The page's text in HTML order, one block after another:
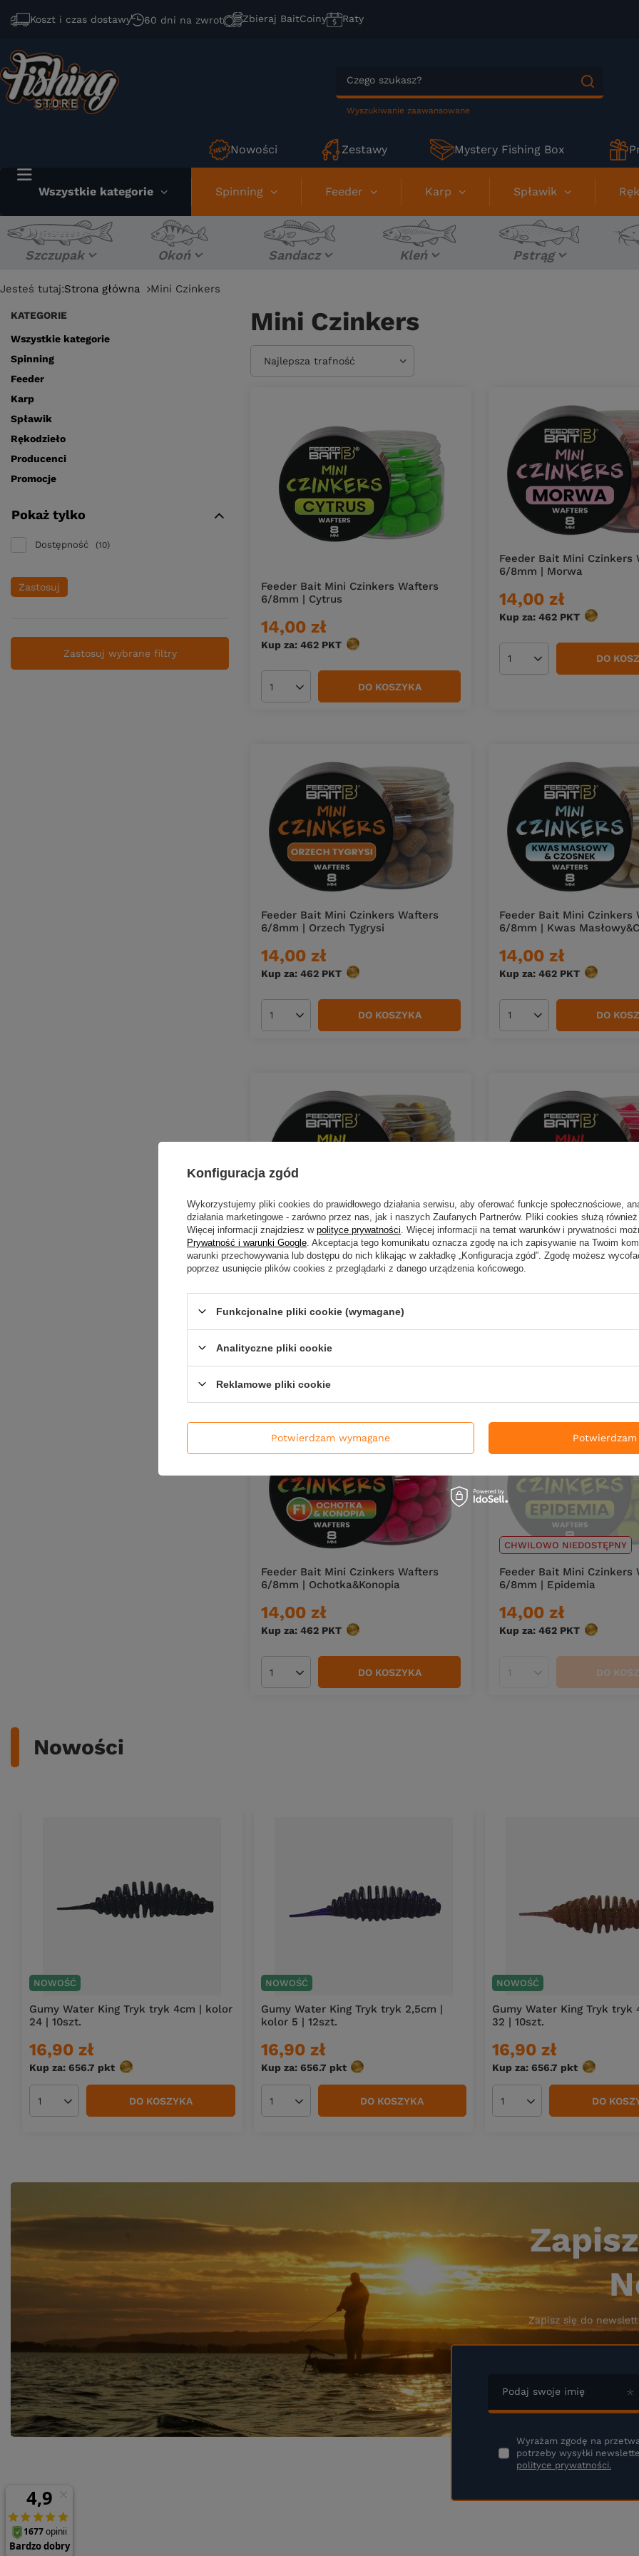
Koszt i czas dostawy 60 dni na zwrot Zbieraj BaitCoiny Raty
Wyszukiwanie zaawansowane
Nowości Zestawy Mystery Fishing Box
Wszystkie kategorie Spinning Feeder Karp Spławik
Szczupak Okoń Sandacz Kleń Pstrąg
Jesteś tutaj:Strona główna Mini Czinkers
KATEGORIE
Wszystkie kategorie
Spinning
Feeder
Karp
Spławik
Rękodzieło
Producenci
Promocje
Pokaż tylko
Dostępność 10
Zastosuj
Zastosuj wybrane filtry
Mini Czinkers
Zmień sortowanie
Najlepsza trafność
Feeder Bait Mini Czinkers Wafters
6/8mm | Cytrus
14,00 zł
Kup za: 462 PKT punktów
Ilość produktów DO KOSZYKA
Feeder Bait Mini Czinkers
6/8mm | Morwa
14,00 zł
Kup za: 462 PKT punktów
Ilość produktów DO
Feeder Bait Mini Czinkers Wafters
6/8mm | Orzech Tygrysi
14,00 zł
Kup za: 462 PKT punktów
Ilość produktów DO KOSZYKA
Feeder Bait Mini Czinkers
6/8mm | Kwas
14,00 zł
Kup za: 462 PKT punktów
Ilość produktów DO
Feeder Bait Mini Czinkers Wafters
6/8mm | Dynamic Corn
Ilość produktów
Feeder Bait Mini Czinkers
6/8mm | Truskawka
Feeder Bait Mini Czinkers Wafters
6/8mm | Ochotka&Konopia
14,00 zł
Kup za: 462 PKT punktów
Ilość produktów DO KOSZYKA
CHWILOWO NIEDOSTĘPNY
Feeder Bait Mini Czinkers
6/8mm | Epidemia
14,00 zł
Kup za: 462 PKT punktów
Ilość produktów DO
Nowości
NOWOŚĆ
Gumy Water King Tryk tryk 4cm | kolor
24 | 10szt.
16,90 zł
Kup za: 656.7 pkt punktów
Ilość produktów DO KOSZYKA
NOWOŚĆ
Gumy Water King Tryk tryk 2,5cm |
kolor 5 | 12szt.
16,90 zł
Kup za: 656.7 pktpunktów
Ilość produktów DO KOSZYKA
NOWOŚĆ
Gumy Water King Tryk tryk
32 | 10szt.
16,90 zł
Kup za: 656.7 pkt punktów
Ilość produktów DO
Zapisz się do
Podaj swoje imię
Wyrażam zgodę na
potrzeby wysyłki
polityce prywatności.
Konfiguracja zgód
Wykorzystujemy pliki cookies do prawidłowego działania serwisu, aby oferować funkcje społecznościowe,
działania marketingowe - zarówno przez nas, jak i naszych Zaufanych Partnerów. Pliki cookies służą
Więcej informacji znajdziesz w polityce prywatności . Więcej informacji na temat warunków i prywatności
Prywatność i warunki Google . Akceptacja tego komunikatu oznacza zgodę na ich zapisywanie na Twoim
warunki przechowywania lub dostępu do nich klikając w zakładkę „Konfiguracja zgód”. Zgodę możesz
poprzez usunięcie plików cookies z przeglądarki z danego urządzenia końcowego.
Funkcjonalne pliki cookie (wymagane)
Analityczne pliki cookie
Reklamowe pliki cookie
Potwierdzam wymagane